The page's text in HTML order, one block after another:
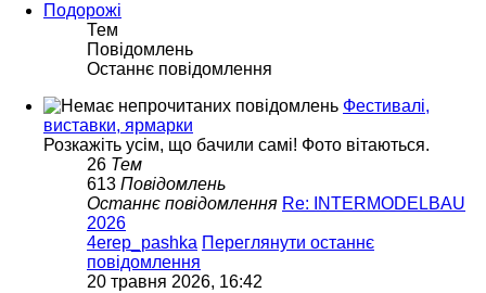
Подорожі
Тем
Повідомлень
Останнє повідомлення
Фестивалі,
виставки, ярмарки
Розкажіть усім, що бачили самі! Фото вітаються.
26 Тем
613 Повідомлень
Останнє повідомлення Re: INTERMODELBAU
2026
4erep_pashka Переглянути останнє
повідомлення
20 травня 2026, 16:42